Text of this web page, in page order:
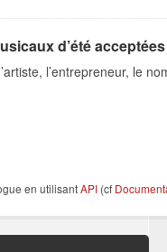
d’été
l’entrepreneur, le
en utilisantAPI (cf